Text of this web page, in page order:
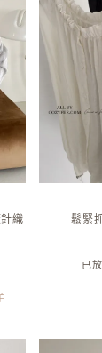
織
鬆緊
已